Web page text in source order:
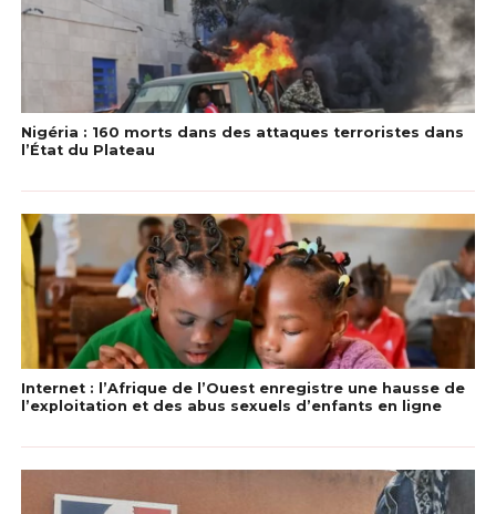
Nigéria : 160 morts dans des attaques terroristes dans
l’État du Plateau
Internet : l’Afrique de l’Ouest enregistre une hausse de
l’exploitation et des abus sexuels d’enfants en ligne